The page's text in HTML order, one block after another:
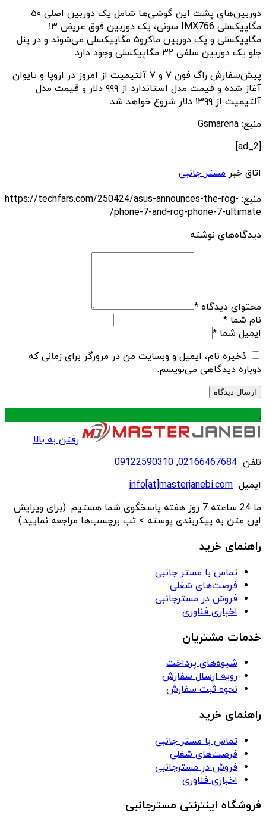
دوربین‌های پشت این گوشی‌ها شامل یک دوربین اصلی ۵۰
مگاپیکسلی IMX766 سونی، یک دوربین فوق عریض ۱۳
مگاپیکسلی و یک دوربین ماکرو۵ مگاپیکسلی می‌شوند و در پنل
جلو یک دوربین سلفی ۳۲ مگاپیکسلی وجود دارد.
پیش‌سفارش راگ فون ۷ و ۷ آلتیمیت از امروز در اروپا و تایوان
آغاز شده و قیمت مدل استاندارد از ۹۹۹ دلار و قیمت مدل
آلتیمیت از ۱۳۹۹ دلار شروع خواهد شد.
منبع: Gsmarena
[ad_2]
اتاق خبر مستر جانبی
منبع: https://techfars.com/250424/asus-announces-the-rog-
phone-7-and-rog-phone-7-ultimate/
دیدگاه‌های نوشته
محتوای دیدگاه *
نام شما *
ایمیل شما *
ذخیره نام، ایمیل و وبسایت من در مرورگر برای زمانی که
دوباره دیدگاهی می‌نویسم.
.
رفتن به بالا
تلفن 02166467684
,
09122590310
ایمیل info[at]masterjanebi.com
ما 24 ساعته 7 روز هفته پاسخگوی شما هستیم. (برای ویرایش
این متن به پیکربندی پوسته > تب برچسب‌ها مراجعه نمایید.)
راهنمای خرید
تماس با مستر جانبی
فرصت‌های شغلی
فروش در مسترجانبی
اخباری فناوری
خدمات مشتریان
شیوه‌های پرداخت
رویه ارسال سفارش
نحوه ثبت سفارش
راهنمای خرید
تماس با مستر جانبی
فرصت‌های شغلی
فروش در مسترجانبی
اخباری فناوری
فروشگاه اینترنتی مسترجانبی